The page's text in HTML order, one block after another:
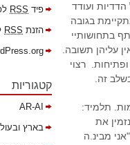
ועודד
בגובה
בתחושותיי
עליהן תשובה.
רצוי
זה.
תלמיד:
את
מבינ.ה
פיד RSS
הזנת RSS
קטגוריות
AR-AI
בארץ